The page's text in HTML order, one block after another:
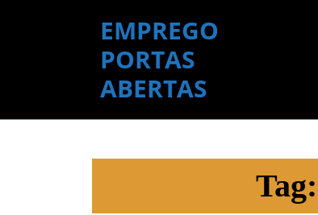
EMPREGO
PORTAS
ABERTAS
Tag: